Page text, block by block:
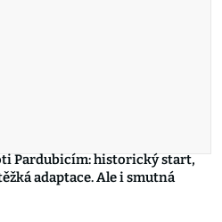
Pardubicím: historický start,
adaptace. Ale i smutná